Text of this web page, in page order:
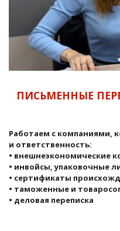
ПИСЬМЕННЫЕ
Работаем с компаниями,
и ответственность:
• внешнеэкономические
• инвойсы, упаковочные
• сертификаты
• таможенные и
• деловая переписка